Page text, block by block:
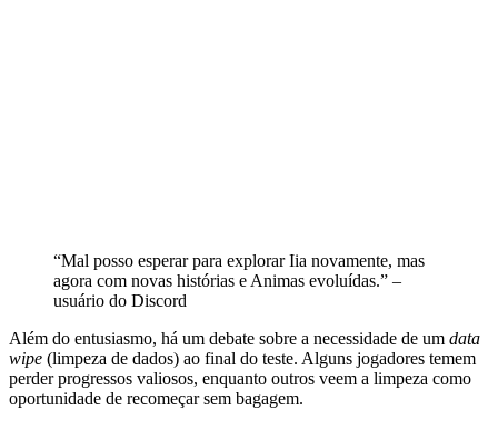
“Mal posso esperar para explorar Iia novamente, mas
agora com novas histórias e Animas evoluídas.” –
usuário do Discord
Além do entusiasmo, há um debate sobre a necessidade de um data
wipe (limpeza de dados) ao final do teste. Alguns jogadores temem
perder progressos valiosos, enquanto outros veem a limpeza como
oportunidade de recomeçar sem bagagem.